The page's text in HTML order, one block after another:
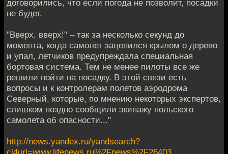
договорились, что если погода не позволит, посадки
не будет.
"Вверх, вверх!" – так за несколько секунд до
момента, когда самолет зацепился крылом о дерево
и упал, летчиков предупреждала специальная
бортовая система. Тем не менее пилоты все же
решили пойти на посадку. В этой связи есть
вопросы и к контролерам полетов аэродрома
Северный, которые, по мнению некоторых экспертов,
слишком поздно сообщили экипажу польского
самолета об опасности..."
http://news.yandex.ru/yandsearch?